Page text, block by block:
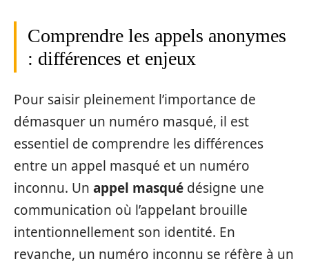
Comprendre les appels anonymes
: différences et enjeux
Pour saisir pleinement l’importance de
démasquer un numéro masqué, il est
essentiel de comprendre les différences
entre un appel masqué et un numéro
inconnu. Un appel masqué désigne une
communication où l’appelant brouille
intentionnellement son identité. En
revanche, un numéro inconnu se réfère à un